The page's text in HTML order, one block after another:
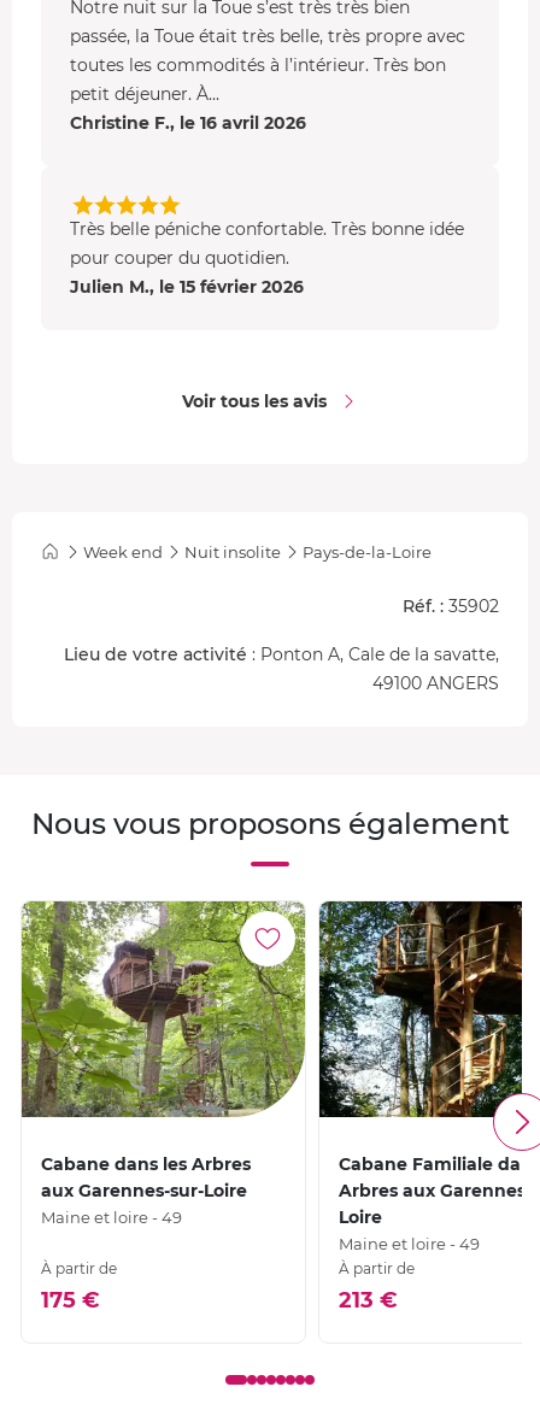
Notre nuit sur la Toue s’est très très bien
passée, la Toue était très belle, très propre avec
toutes les commodités à l’intérieur. Très bon
petit déjeuner. À...
Christine F., le 16 avril 2026
Très belle péniche confortable. Très bonne idée
pour couper du quotidien.
Julien M., le 15 février 2026
Voir tous les avis
Week end Nuit insolite Pays-de-la-Loire
Réf. : 35902
Lieu de votre activité : Ponton A, Cale de la savatte,
49100 ANGERS
Nous vous proposons également
Cabane dans les Arbres
aux Garennes-sur-Loire
Maine et loire - 49
À partir de
175 €
Cabane Familiale
Arbres aux Garennes-
Loire
Maine et loire - 49
À partir de
213 €